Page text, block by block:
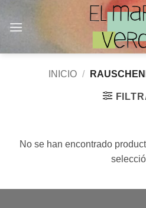
INICIO /
No se han encontrado